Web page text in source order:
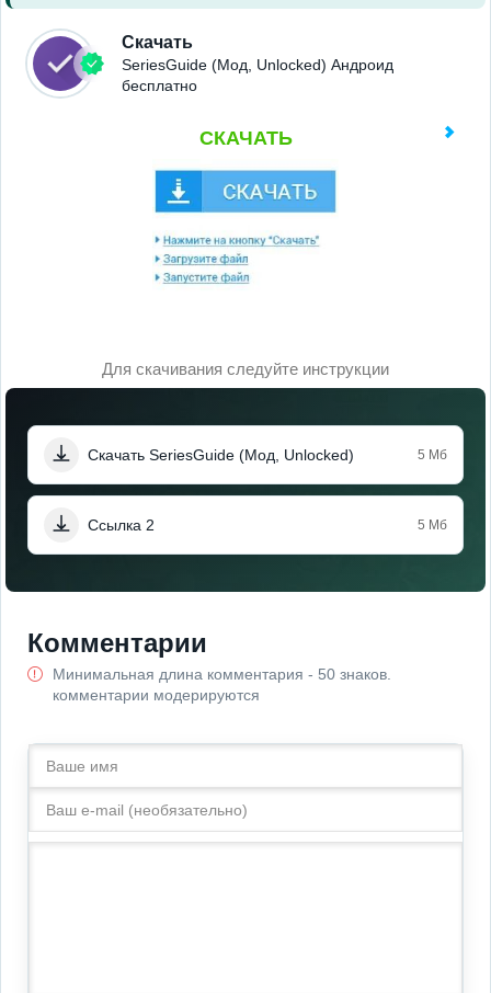
Скачать
SeriesGuide (Мод, Unlocked) Андроид
бесплатно
СКАЧАТЬ
Для скачивания следуйте инструкции
Скачать SeriesGuide (Мод, Unlocked) 5 Мб
Ссылка 2 5 Мб
Комментарии
Минимальная длина комментария - 50 знаков.
комментарии модерируются